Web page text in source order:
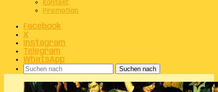
Kontakt
Promotion
Facebook
X
Instagram
Telegram
WhatsApp
Suchen nach